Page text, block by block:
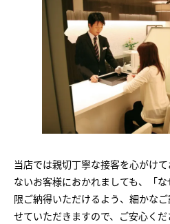
当店では親切丁寧な接客を心がけ
ないお客様におかれましても、「
限ご納得いただけるよう、細かな
せていただきますので、ご安心くだ